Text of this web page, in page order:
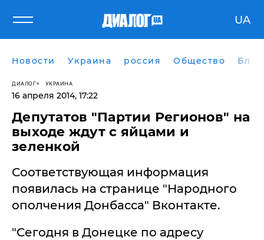
UA
Новости Украина россия Общество
ДИАЛОГ УКРАИНА
16 апреля 2014, 17:22
Депутатов "Партии Регионов" на
выходе ждут с яйцами и
зеленкой
Соответствующая информация
появилась на странице "Народного
ополчения Донбасса" Вконтакте.
"Сегодня в Донецке по адресу